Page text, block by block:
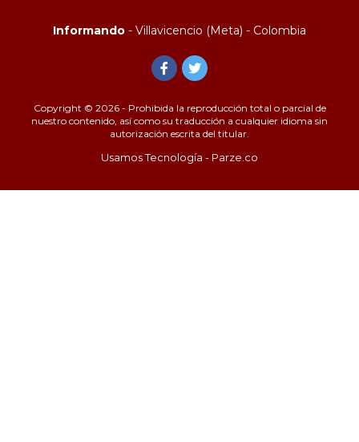
Informando - Villavicencio (Meta) - Colombia
Copyright © 2026 - Prohibida la reproducción total o parcial de
nuestro contenido, así como su traducción a cualquier idioma sin
autorización escrita del titular.
Usamos Tecnología - Parze.co